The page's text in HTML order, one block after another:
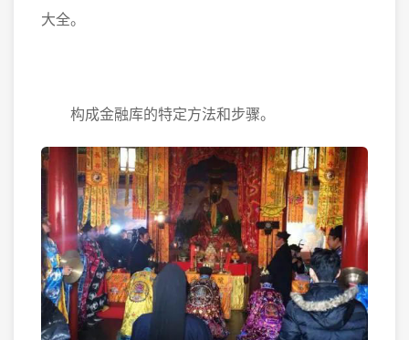
大全。
构成金融库的特定方法和步骤。